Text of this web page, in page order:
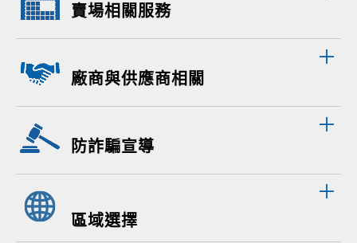
賣場相關服務
廠商與供應商相關
防詐騙宣導
區域選擇